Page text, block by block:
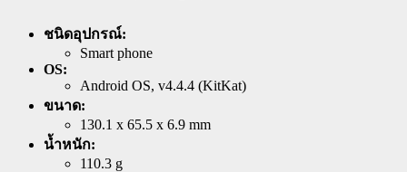
ชนิดอุปกรณ์:
Smart phone
OS:
Android OS, v4.4.4 (KitKat)
ขนาด:
130.1 x 65.5 x 6.9 mm
น้ำหนัก:
110.3 g